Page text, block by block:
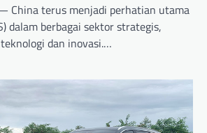
China terus menjadi perhatian utama
dalam berbagai sektor strategis,
dan inovasi.…